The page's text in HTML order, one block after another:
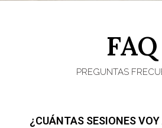
FAQ
PREGUNTAS
¿CUÁNTAS SESIONES VOY